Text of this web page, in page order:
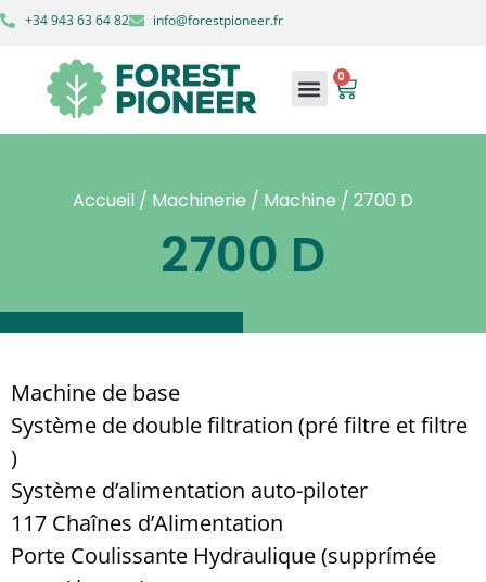
+34 943 63 64 82 info@forestpioneer.fr
0
Accueil / Machinerie / Machine / 2700 D
2700 D
Machine de base
Système de double filtration (pré filtre et filtre
)
Système d’alimentation auto-piloter
117 Chaînes d’Alimentation
Porte Coulissante Hydraulique (supprímée